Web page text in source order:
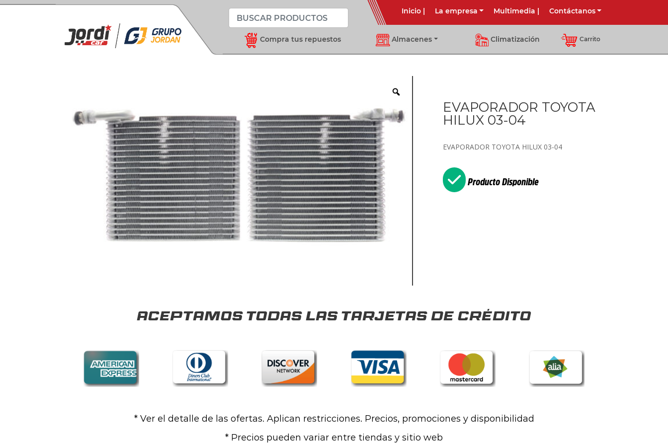
Inicio| La empresa Multimedia | Contáctanos
Compra tus repuestos Almacenes Climatización Carrito
EVAPORADOR TOYOTA
HILUX 03-04
EVAPORADOR TOYOTA HILUX 03-04
Producto Disponible
Aceptamos todas las tarjetas de crédito
* Ver el detalle de las ofertas. Aplican restricciones. Precios, promociones y disponibilidad
* Precios pueden variar entre tiendas y sitio web